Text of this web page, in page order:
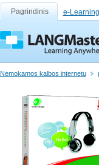
Pagrindinis e-
Nemokamos kalbos internetu